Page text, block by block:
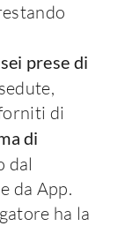
sei prese di
di
di
dal
da App.
ha la